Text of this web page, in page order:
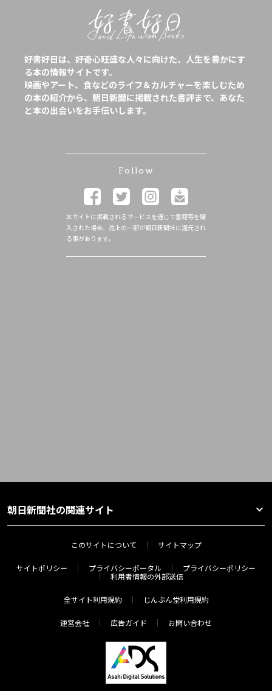
好書好日は、好奇心旺盛な人々に向けた、人生を豊かにす
る本の情報サイトです。
映画やアート、食などのライフ＆カルチャーを楽しむため
の本の紹介から、朝日新聞に掲載された書評まで、あなた
と本の出会いをお手伝いします。
Follow
本サイトに掲載されるサービスを通じて書籍等を購
入された場合、売上の一部が朝日新聞社に還元され
る事があります。
朝日新聞社の関連サイト
このサイトについて サイトマップ
サイトポリシー プライバシーポータル
プライバシーポリシー
利用者情報の外部送信
全サイト利用規約 じんぶん堂利用規約
運営会社 広告ガイド お問い合わせ